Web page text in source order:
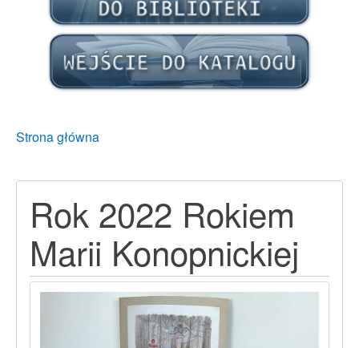
Breadcrumbs
You
Strona główna
Rok 2022 Rokiem
Marii Konopnickiej